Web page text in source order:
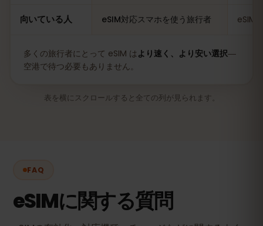
向いている人 eSIM対応スマホを使う旅行者 eSIM
多くの旅行者にとって eSIM は より速く、より安い選択―
空港で待つ必要もありません。
表を横にスクロールすると全ての列が見られます。
FAQ
eSIMに関する質問